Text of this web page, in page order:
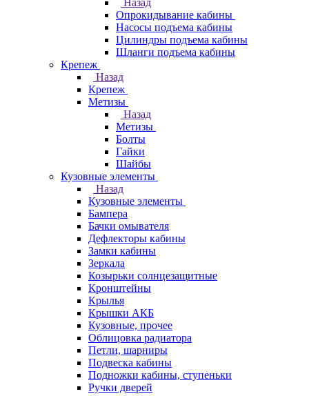
Назад
Опрокидывание кабины
Насосы подъема кабины
Цилиндры подъема кабины
Шланги подъема кабины
Крепеж
Назад
Крепеж
Метизы
Назад
Метизы
Болты
Гайки
Шайбы
Кузовные элементы
Назад
Кузовные элементы
Бампера
Бачки омывателя
Дефлекторы кабины
Замки кабины
Зеркала
Козырьки солнцезащитные
Кронштейны
Крылья
Крышки АКБ
Кузовные, прочее
Облицовка радиатора
Петли, шарниры
Подвеска кабины
Подножки кабины, ступеньки
Ручки дверей